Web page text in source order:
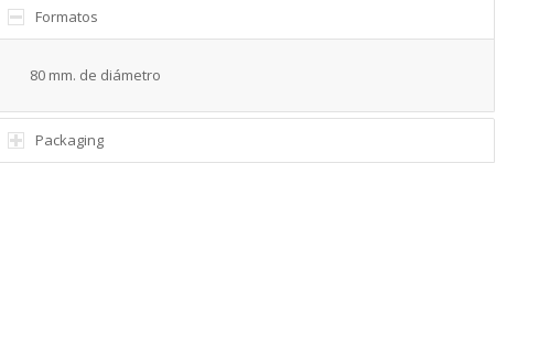
Formatos
80 mm. de diámetro
Packaging